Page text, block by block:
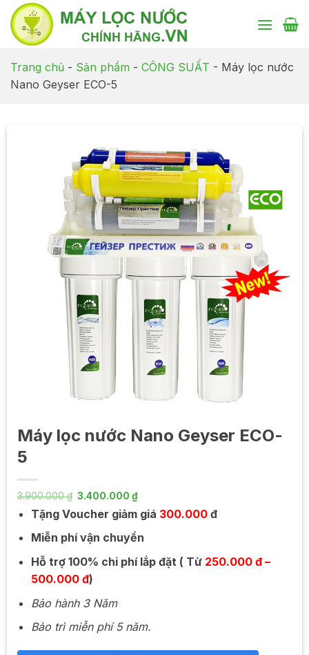
Chuyển
đến
nội
dung
Trang chủ - Sản phẩm - CÔNG SUẤT - Máy lọc nước
Nano Geyser ECO-5
Máy lọc nước Nano Geyser ECO-
5
3.900.000₫ Giá
là:
3.900.000 ₫.
3.400.000 ₫Giá
hiện
tại
là:
Tặng Voucher giảm giá 300.000 đ
Miễn phí vận chuyển
Hỗ trợ 100% chi phí lắp đặt ( Từ 250.000 đ –
500.000 đ)
Bảo hành 3 Năm
Bảo trì miễn phí 5 năm.